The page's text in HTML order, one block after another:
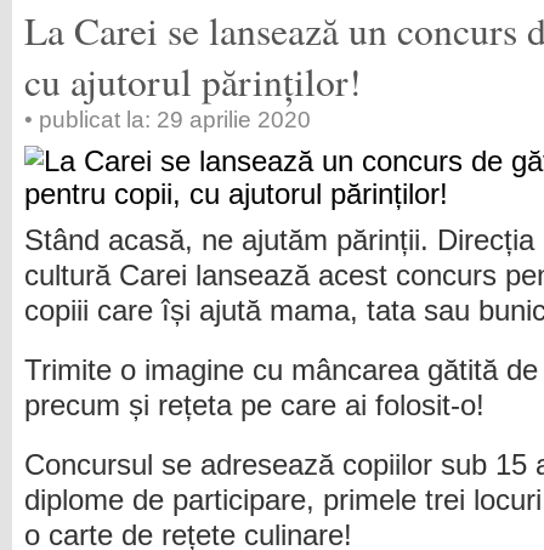
La Carei se lansează un
cu ajutorul părinților!
• publicat la: 29 aprilie 2020
Stând acasă, ne ajutăm părinții. Direcția
cultură Carei lansează acest concurs
copiii care își ajută mama, tata sau
Trimite o imagine cu mâncarea gătită
precum și rețeta pe care ai folosit-o!
Concursul se adresează copiilor sub 15
diplome de participare, primele trei
o carte de rețete culinare!